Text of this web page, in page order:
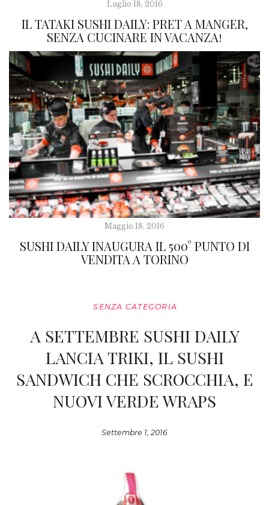
Luglio 18, 2016
IL TATAKI SUSHI DAILY: PRET A MANGER,
SENZA CUCINARE IN VACANZA!
Maggio 18, 2016
SUSHI DAILY INAUGURA IL 500° PUNTO DI
VENDITA A TORINO
SENZA CATEGORIA
A SETTEMBRE SUSHI DAILY
LANCIA TRIKI, IL SUSHI
SANDWICH CHE SCROCCHIA, E
NUOVI VERDE WRAPS
Settembre 1, 2016